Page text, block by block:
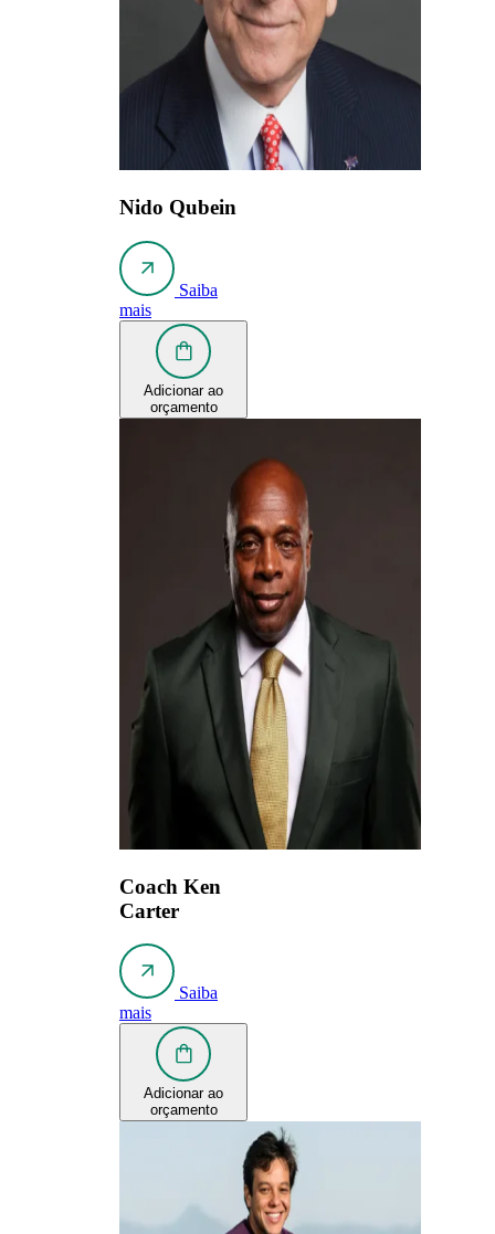
Nido Qubein
Saiba
mais
Adicionar ao
orçamento
Coach Ken
Carter
Saiba
mais
Adicionar ao
orçamento